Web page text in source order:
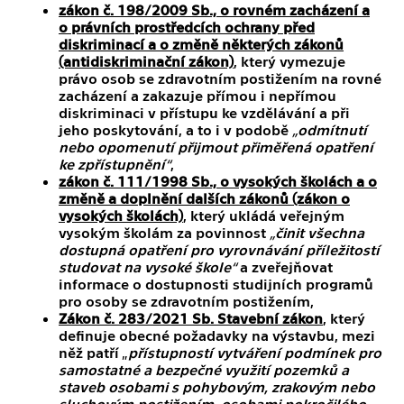
zákon č. 198/2009 Sb., o rovném zacházení a
o právních prostředcích ochrany před
diskriminací a o změně některých zákonů
(antidiskriminační zákon), který vymezuje
právo osob se zdravotním postižením na rovné
zacházení a zakazuje přímou i nepřímou
diskriminaci v přístupu ke vzdělávání a při
jeho poskytování, a to i v podobě „odmítnutí
nebo opomenutí přijmout přiměřená opatření
ke zpřístupnění“,
zákon č. 111/1998 Sb., o vysokých školách a o
změně a doplnění dalších zákonů (zákon o
vysokých školách), který ukládá veřejným
vysokým školám za povinnost „činit všechna
dostupná opatření pro vyrovnávání příležitostí
studovat na vysoké škole“a zveřejňovat
informace o dostupnosti studijních programů
pro osoby se zdravotním postižením,
Zákon č. 283/2021 Sb. Stavební zákon, který
definuje obecné požadavky na výstavbu, mezi
něž patří „přístupností vytváření podmínek pro
samostatné a bezpečné využití pozemků a
staveb osobami s pohybovým, zrakovým nebo